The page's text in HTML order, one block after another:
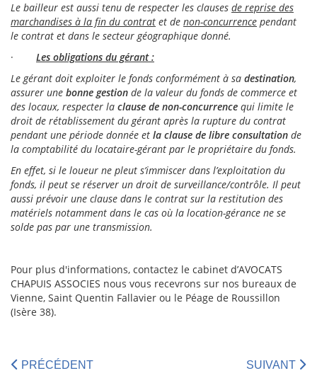
Le bailleur est aussi tenu de respecter les clauses de reprise des
marchandises à la fin du contrat et de non-concurrence pendant
le contrat et dans le secteur géographique donné.
· Les obligations du gérant :
Le gérant doit exploiter le fonds conformément à sa destination,
assurer une bonne gestion de la valeur du fonds de commerce et
des locaux, respecter la clause de non-concurrence qui limite le
droit de rétablissement du gérant après la rupture du contrat
pendant une période donnée et la clause de libre consultation de
la comptabilité du locataire-gérant par le propriétaire du fonds.
En effet, si le loueur ne pleut s’immiscer dans l’exploitation du
fonds, il peut se réserver un droit de surveillance/contrôle. Il peut
aussi prévoir une clause dans le contrat sur la restitution des
matériels notamment dans le cas où la location-gérance ne se
solde pas par une transmission.
Pour plus d'informations, contactez le cabinet d’AVOCATS
CHAPUIS ASSOCIES nous vous recevrons sur nos bureaux de
Vienne, Saint Quentin Fallavier ou le Péage de Roussillon
(Isère 38).
PRÉCÉDENT SUIVANT